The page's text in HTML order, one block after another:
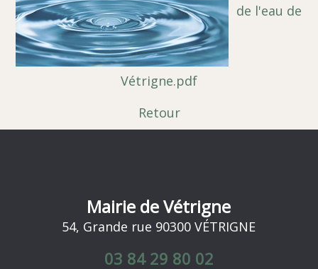
de l'eau de
Vétrigne.pdf
Retour
Mairie de Vétrigne
54, Grande rue 90300 VÉTRIGNE
03 84 29 80 02